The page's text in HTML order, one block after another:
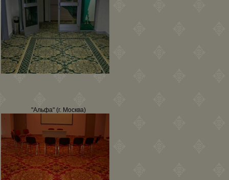
"Альфа" (г. Москва)